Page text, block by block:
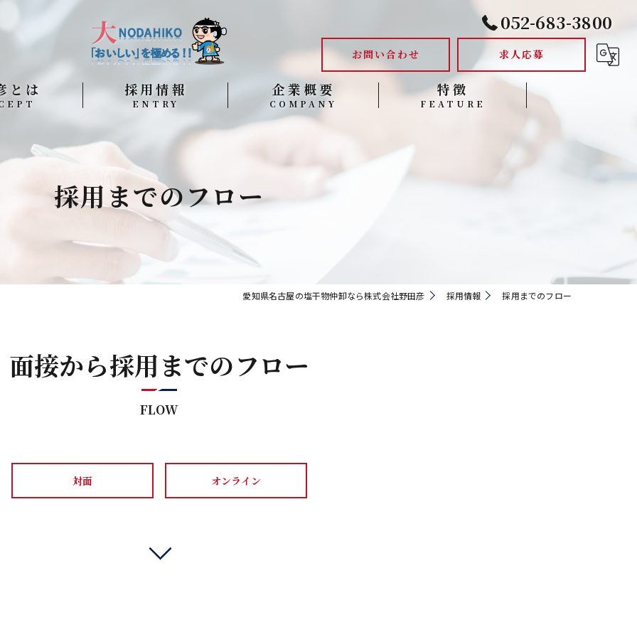
052-683-3800
お問い合わせ 求人応募
とは 採用情報
ENTRY
採用までのフロー
よくある質問
企業概要
COMPANY
SDGs宣言
特徴
FEATURE
採用までのフロー
愛知県名古屋の塩干物仲卸なら株式会社野田彦 採用情報 採用までのフロー
面接から採用までのフロー
FLOW
対面 オンライン